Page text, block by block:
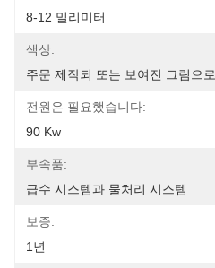
8-12 밀리미터
색상:
주문 제작되 또는 보여진 그림으
전원은 필요했습니다:
90 Kw
부속품:
급수 시스템과 물처리 시스템
보증:
1년